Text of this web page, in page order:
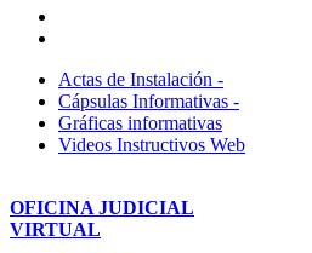
Actas de Instalación -
Cápsulas Informativas -
Gráficas informativas
Videos Instructivos Web
OFICINA JUDICIAL
VIRTUAL